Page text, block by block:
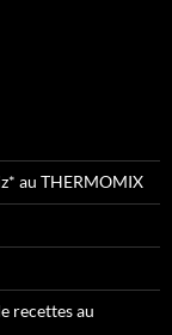
au THERMOMIX
recettes au